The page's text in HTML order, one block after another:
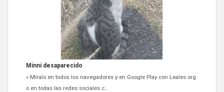
Siami Perdida
Se llama Siami,es hembra de 4 años,esterilizada con marca de
oreja,cariñosa,mimosa pero miedosa,e...